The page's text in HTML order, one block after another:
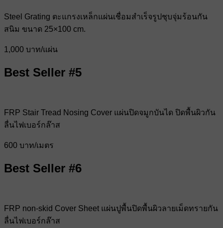
Steel Grating ตะแกรงเหล็กแผ่นเชื่อมสำเร็จรูปชุบจุ่มร้อนกัน
สนิม ขนาด 25×100 cm.
1,000 บาท/แผ่น
Best Seller #5
FRP Stair Tread Nosing Cover แผ่นปิดจมูกบันได ปิดพื้นผิวกัน
ลื่นไฟเบอร์กล๊าส
600 บาท/เมตร
Best Seller #6
FRP non-skid Cover Sheet แผ่นปูพื้นปิดพื้นผิวลายเม็ดทรายกัน
ลื่นไฟเบอร์กล๊าส